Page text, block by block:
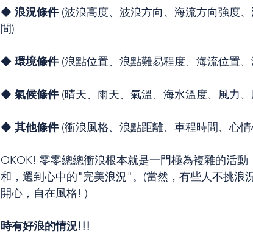
◆ 浪況條件 (波浪高度、波浪方向、海流方向強度
間)
◆ 環境條件 (浪點位置、浪點難易程度、海流位置
◆ 氣候條件 (晴天、雨天、氣溫、海水溫度、風力、
◆ 其他條件 (衝浪風格、浪點距離、車程時間、心
OKOK! 零零總總衝浪根本就是一門極為複雜的活
和，選到心中的"完美浪況"。(當然，有些人不挑浪
開心，自在風格! )
時有好浪的情況!!!